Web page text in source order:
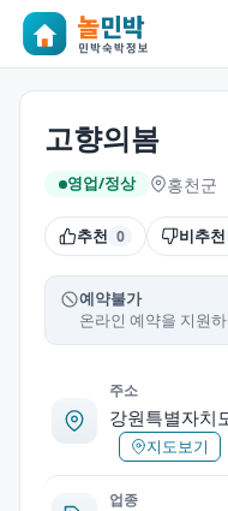
고향의봄
영업/정상 홍천군
추천 0 비추천
예약불가
온라인 예약을 지원
주소
강원특별자치
지도보기
업종